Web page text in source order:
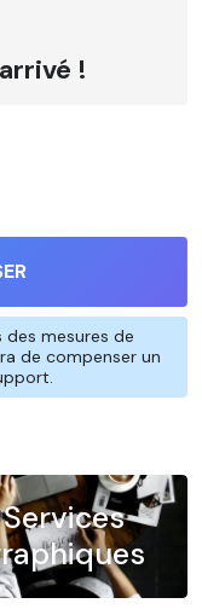
!
des mesures de
de compenser un
Services